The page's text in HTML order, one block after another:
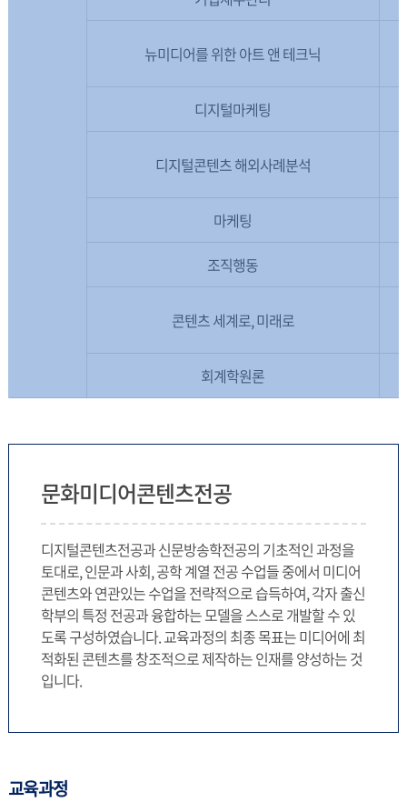
뉴미디어를 위한 아트 앤 테크닉
디지털마케팅
디지털콘텐츠 해외사례분석
마케팅
조직행동
콘텐츠 세계로, 미래로
회계학원론
문화미디어콘텐츠전공
디지털콘텐츠전공과 신문방송학전공의 기초적인 과정을
토대로, 인문과 사회, 공학 계열 전공 수업들 중에서 미디어
콘텐츠와 연관있는 수업을 전략적으로 습득하여, 각자 출신
학부의 특정 전공과 융합하는 모델을 스스로 개발할 수 있
도록 구성하였습니다. 교육과정의 최종 목표는 미디어에 최
적화된 콘텐츠를 창조적으로 제작하는 인재를 양성하는 것
입니다.
교육과정